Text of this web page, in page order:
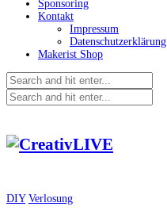
Sponsoring
Kontakt
Impressum
Datenschutzerklärung
Makerist Shop
DIY Verlosung